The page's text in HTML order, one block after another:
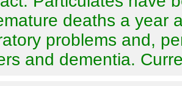
deaths a year
problems and,
and dementia.